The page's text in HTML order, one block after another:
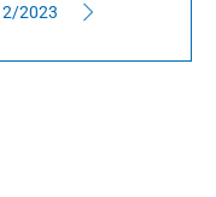
2023